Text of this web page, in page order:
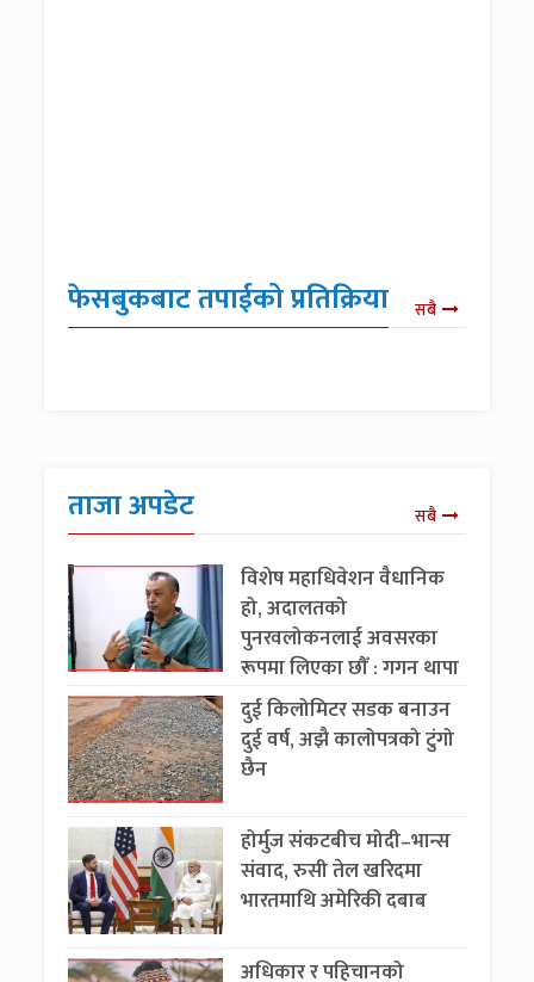
फेसबुकबाट तपाईको प्रतिक्रिया सबै
ताजा अपडेट सबै
विशेष महाधिवेशन वैधानिक
हो, अदालतको
पुनरवलोकनलाई अवसरका
रूपमा लिएका छौँ : गगन थापा
दुई किलोमिटर सडक बनाउन
दुई वर्ष, अझै कालोपत्रको टुंगो
छैन
होर्मुज संकटबीच मोदी–भान्स
संवाद, रुसी तेल खरिदमा
भारतमाथि अमेरिकी दबाब
अधिकार र पहिचानको